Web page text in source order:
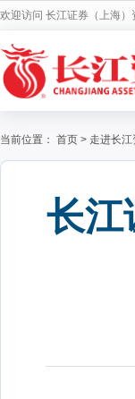
欢迎访问 长江证券（上海）
当前位置： 首页 > 走进长江
长江